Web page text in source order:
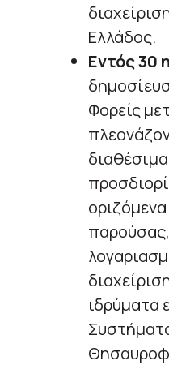
Ελλάδος.
Εντός 30
Φορείς
ιδρύματα